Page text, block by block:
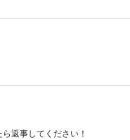
返事してください！